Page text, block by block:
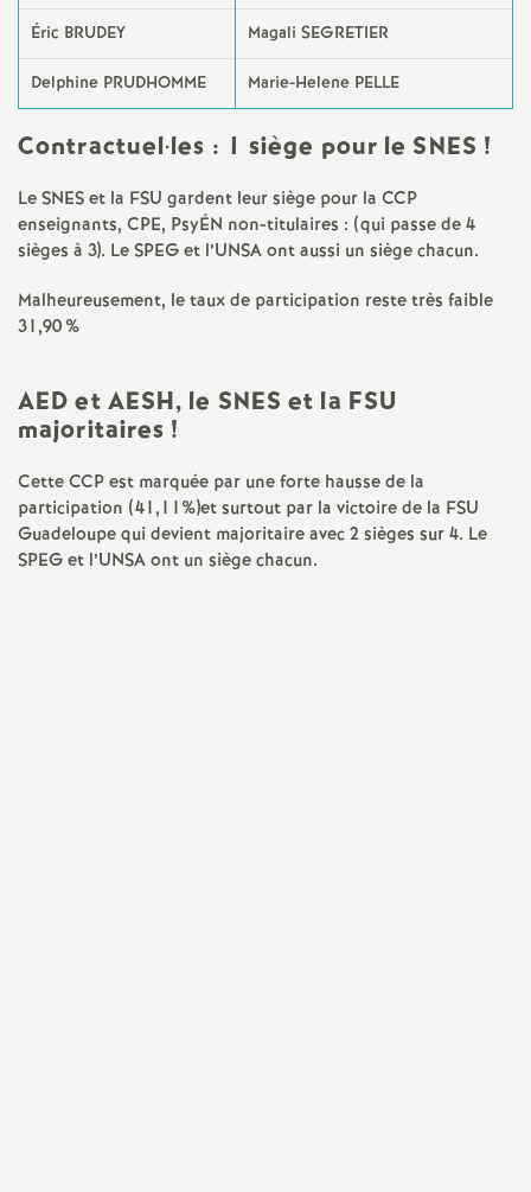
o
u
r
s
Éric BRUDEY Magali SEGRETIER
Delphine PRUDHOMME Marie-Helene PELLE
Contractuel·les : 1 siège pour le SNES !
Le SNES et la FSU gardent leur siège pour la CCP
enseignants, CPE, PsyÉN non-titulaires : (qui passe de 4
sièges à 3). Le SPEG et l’UNSA ont aussi un siège chacun.
Malheureusement, le taux de participation reste très faible
31,90%
AED et AESH, le SNES et la FSU
majoritaires !
Cette CCP est marquée par une forte hausse de la
participation (41,11%)et surtout par la victoire de la FSU
Guadeloupe qui devient majoritaire avec 2 sièges sur 4. Le
SPEG et l’UNSA ont un siège chacun.